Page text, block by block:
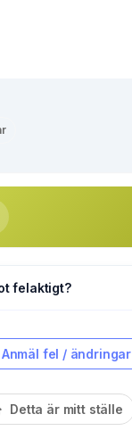
felaktigt?
Anmäl fel / ändringar
Detta är mitt ställe